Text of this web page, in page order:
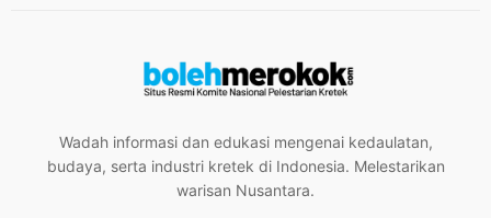
Wadah informasi dan edukasi mengenai kedaulatan,
budaya, serta industri kretek di Indonesia. Melestarikan
warisan Nusantara.